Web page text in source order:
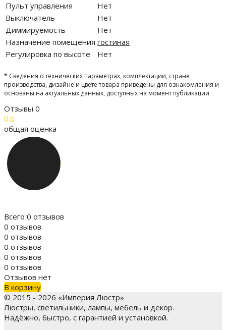
Пульт управления
Нет
Выключатель
Нет
Диммируемость
Нет
Назначение помещения гостиная
Регулировка по высоте
Нет
* Сведения о технических параметрах, комплектации, стране
производства, дизайне и цвете товара приведены для ознакомления и
основаны на актуальных данных, доступных на момент публикации
Отзывы 0
0.0
общая оценка
Всего 0 отзывов
0 отзывов
0 отзывов
0 отзывов
0 отзывов
0 отзывов
Отзывов нет
В корзину
© 2015 - 2026 «Империя Люстр»
Люстры, светильники, лампы, мебель и декор.
Надёжно, быстро, с гарантией и установкой.